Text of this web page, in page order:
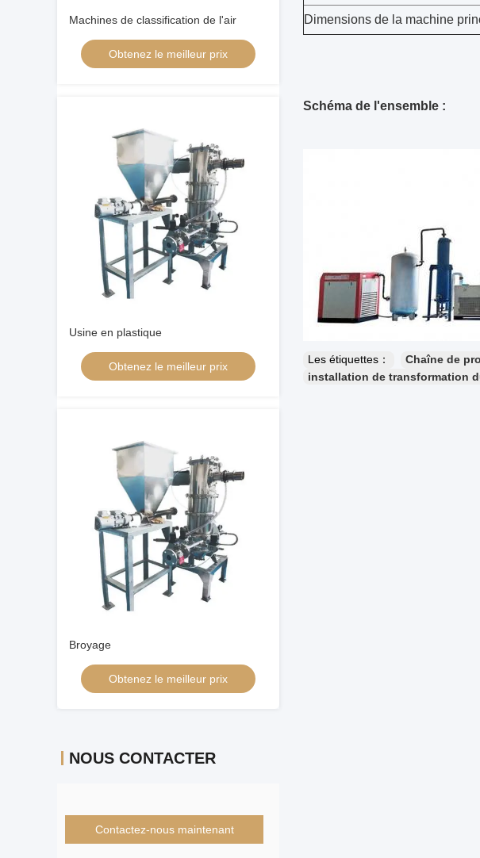
Machines de classification de l'air
Obtenez le meilleur prix
Usine en plastique
Obtenez le meilleur prix
Broyage
Obtenez le meilleur prix
NOUS CONTACTER
Contactez-nous maintenant
Dimensions de la machine
Schéma de l'ensemble :
Les étiquettes：
Chaîne de
installation de transformation